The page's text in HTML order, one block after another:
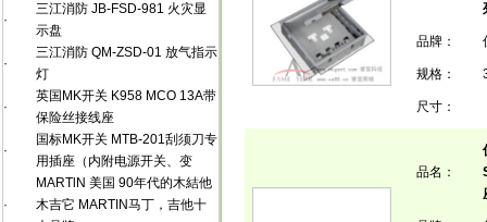
·
三江消防 JB-FSD-981 火灾显
示盘
·
三江消防 QM-ZSD-01 放气指示
灯
·
英国MK开关 K958 MCO 13A带
保险丝接线座
·
国标MK开关 MTB-201刮须刀专
用插座（内附电源开关、变
·
MARTlN 美国 90年代的木結他
木吉它 MARTIN马丁，吉他十
品牌：
规格：
尺寸：
品名：